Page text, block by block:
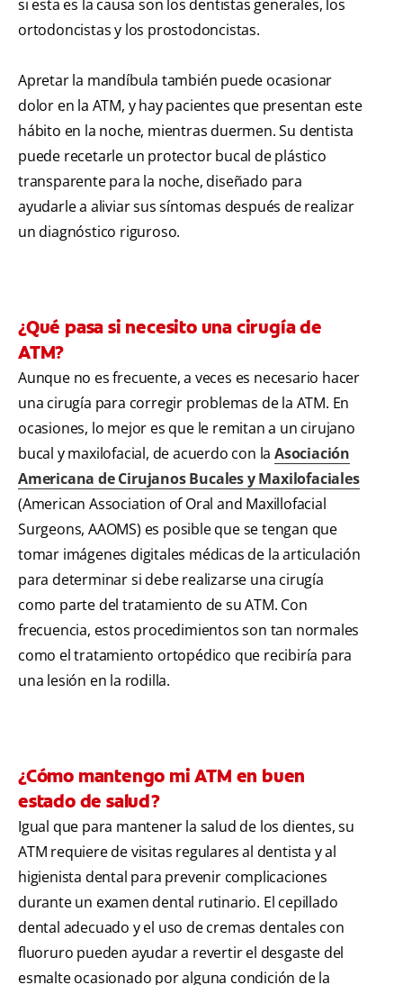
si esta es la causa son los dentistas generales, los
ortodoncistas y los prostodoncistas.
Apretar la mandíbula también puede ocasionar
dolor en la ATM, y hay pacientes que presentan este
hábito en la noche, mientras duermen. Su dentista
puede recetarle un protector bucal de plástico
transparente para la noche, diseñado para
ayudarle a aliviar sus síntomas después de realizar
un diagnóstico riguroso.
¿Qué pasa si necesito una cirugía de
ATM?
Aunque no es frecuente, a veces es necesario hacer
una cirugía para corregir problemas de la ATM. En
ocasiones, lo mejor es que le remitan a un cirujano
bucal y maxilofacial, de acuerdo con laAsociación
Americana de Cirujanos Bucales y Maxilofaciales
(American Association of Oral and Maxillofacial
Surgeons, AAOMS) es posible que se tengan que
tomar imágenes digitales médicas de la articulación
para determinar si debe realizarse una cirugía
como parte del tratamiento de su ATM. Con
frecuencia, estos procedimientos son tan normales
como el tratamiento ortopédico que recibiría para
una lesión en la rodilla.
¿Cómo mantengo mi ATM en buen
estado de salud?
Igual que para mantener la salud de los dientes, su
ATM requiere de visitas regulares al dentista y al
higienista dental para prevenir complicaciones
durante un examen dental rutinario. El cepillado
dental adecuado y el uso de cremas dentales con
fluoruro pueden ayudar a revertir el desgaste del
esmalte ocasionado por alguna condición de la